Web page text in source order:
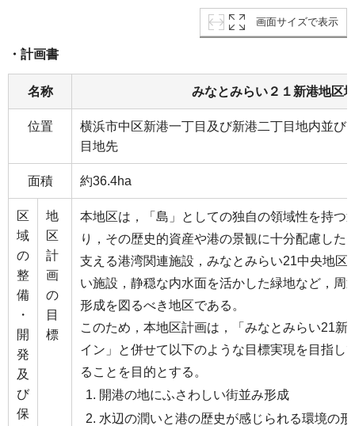
画面サイズで表示
・計画書
名称 みなとみらい２１新港地区
位置
横浜市中区新港一丁目及び新港二丁目地内並び
目地先
面積 約36.4ha
区
域
の
整
備
・
開
発
及
び
保
地
区
計
画
の
目
標
本地区は，「島」としての独自の領域性を持つ
り，その歴史的資産や港の景観に十分配慮した
支える港湾関連施設，みなとみらい21中央地区
い施設，静穏な内水面を活かした緑地など，周
形成を図るべき地区である。
このため，本地区計画は，「みなとみらい21新
イン」と併せて以下のような目標実現を目指し
ることを目的とする。
開港の地にふさわしい街並み形成
水辺の潤いと港の歴史が感じられる環境の形